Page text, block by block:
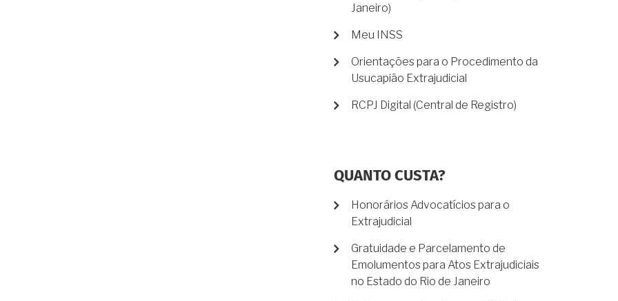
Janeiro)
Meu INSS
Orientações para o Procedimento da
Usucapião Extrajudicial
RCPJ Digital (Central de Registro)
QUANTO CUSTA?
Honorários Advocatícios para o
Extrajudicial
Gratuidade e Parcelamento de
Emolumentos para Atos Extrajudiciais
no Estado do Rio de Janeiro